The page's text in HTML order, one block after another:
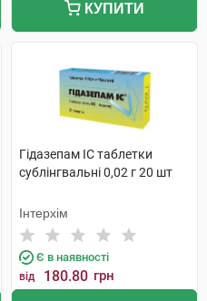
КУПИТИ
Гідазепам IC таблетки
сублінгвальні 0,02 г 20 шт
Інтерхім
Є в наявності
від 180.80 грн